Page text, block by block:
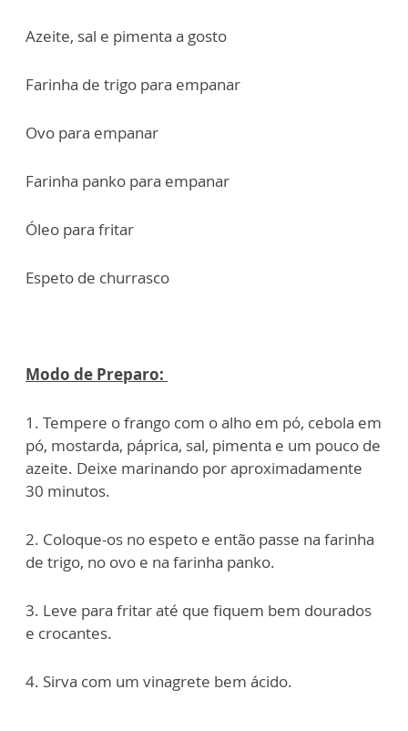
Azeite, sal e pimenta a gosto
Farinha de trigo para empanar
Ovo para empanar
Farinha panko para empanar
Óleo para fritar
Espeto de churrasco
Modo de Preparo:
1. Tempere o frango com o alho em pó, cebola em
pó, mostarda, páprica, sal, pimenta e um pouco de
azeite. Deixe marinando por aproximadamente
30 minutos.
2. Coloque-os no espeto e então passe na farinha
de trigo, no ovo e na farinha panko.
3. Leve para fritar até que fiquem bem dourados
e crocantes.
4. Sirva com um vinagrete bem ácido.